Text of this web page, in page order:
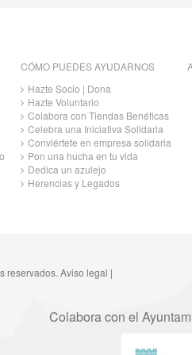
CÓMO PUEDES AYUDARNOS
Hazte Socio | Dona
Hazte Voluntario
Colabora con Tiendas Benéficas
Celebra una Iniciativa Solidaria
Conviértete en empresa solidaria
Pon una hucha en tu vida
Dedica un azulejo
Herencias y Legados
reservados. Aviso legal |
Colabora con el